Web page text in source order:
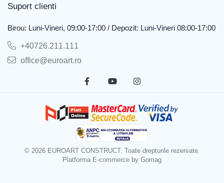
Suport clienti
Birou: Luni-Vineri, 09:00-17:00 / Depozit: Luni-Vineri 08:00-17:00
+40726.211.111
office@euroart.ro
© 2026 EUROART CONSTRUCT. Toate drepturile rezervate.
Platforma E-commerce by Gomag